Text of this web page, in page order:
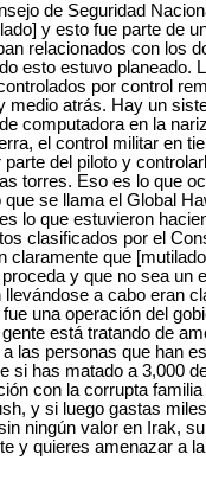
de Seguridad
y esto fue parte de
relacionados con los
esto estuvo planeado.
por control
medio atrás. Hay un
computadora en la
el control militar en
del piloto y
torres. Eso es lo que
se llama el Global
lo que estuvieron
clasificados por el
claramente que
y que no sea un
a cabo eran
una operación del
está tratando de
las personas que han
si has matado a 3,000
con la corrupta familia
y si luego gastas
ningún valor en Irak,
y quieres amenazar a